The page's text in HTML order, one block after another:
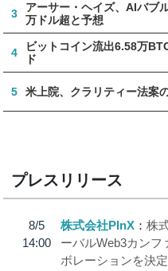
3
アーサー・ヘイズ、AIバブ
万ドル超と予想
4
ビットコイン流出6.58万
ド
5 米上院、クラリティー法案
プレスリリース
8/5
14:00
株式会社PlnX
株
ーバルWeb3カンフ
ボレーションを決定